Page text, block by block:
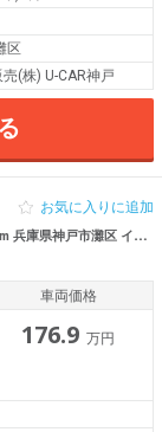
区
(株) U-CAR神戸
戸市灘区 イオーディオ ＵＳＢ
お気に入りに追加
車両価格
176.9 万円